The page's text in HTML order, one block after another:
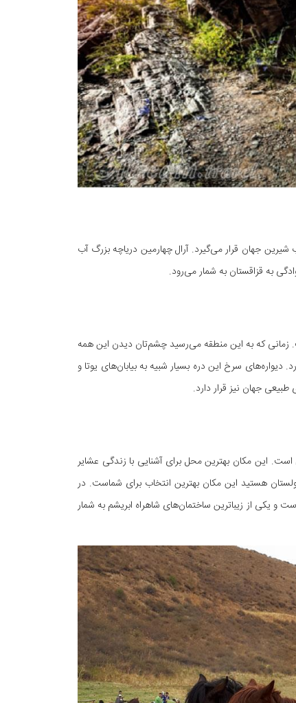
جهان قرار می‌گیرد. آرال چهارمین دریاچه بزرگ آب
به قزاقستان به شمار می‌رود.
زمانی که به این منطقه می‌رسید چشم‌تان دیدن این همه
در میان صخره‌ای واقع شده است و حدود ۹۰ کیلومتر طول دارد. دیواره‌های سرخ این دره بسیار شبیه به بیابان‌های یوتا و
طبیعی جهان نیز قرار دارد.
این مکان بهترین محل برای آشنایی با زندگی عشایر
هستید این مکان بهترین انتخاب برای شماست. در
و یکی از زیباترین ساختمان‌های شاهراه ابریشم به شمار